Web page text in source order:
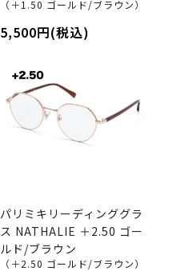
（＋1.50 ゴールド/ブラウン）
5,500円(税込)
パリミキリーディンググラ
ス NATHALIE ＋2.50 ゴー
ルド/ブラウン
（＋2.50 ゴールド/ブラウン）